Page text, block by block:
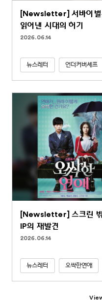
[Newsletter] 서바이벌
읽어낸 시대의 허기
2026.06.14
뉴스레터 언더커버셰프
[Newsletter] 스크린
IP의 재발견
2026.06.14
뉴스레터 오싹한연애